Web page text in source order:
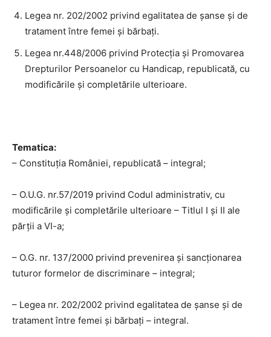
Legea nr. 202/2002 privind egalitatea de șanse și de
tratament între femei și bărbați.
Legea nr.448/2006 privind Protecția și Promovarea
Drepturilor Persoanelor cu Handicap, republicată, cu
modificările și completările ulterioare.
Tematica:
– Constituția României, republicată – integral;
– O.U.G. nr.57/2019 privind Codul administrativ, cu
modificările și completările ulterioare – Titlul I şi II ale
părţii a VI-a;
– O.G. nr. 137/2000 privind prevenirea și sancționarea
tuturor formelor de discriminare – integral;
– Legea nr. 202/2002 privind egalitatea de șanse și de
tratament între femei și bărbați – integral.